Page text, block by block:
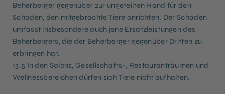
Beherberger gegenüber zur ungeteilten Hand für den
Schaden, den mitgebrachte Tiere anrichten. Der Schaden
umfasst insbesondere auch jene Ersatzleistungen des
Beherbergers, die der Beherberger gegenüber Dritten zu
erbringen hat.
13.5 In den Salons, Gesellschafts-, Restauranträumen und
Wellnessbereichen dürfen sich Tiere nicht aufhalten.